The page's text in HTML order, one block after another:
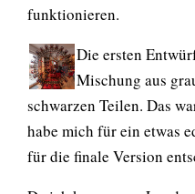
funktionieren.
Die ersten
Mischung aus
schwarzen Teilen. Das
habe mich für ein etwas
für die finale Version